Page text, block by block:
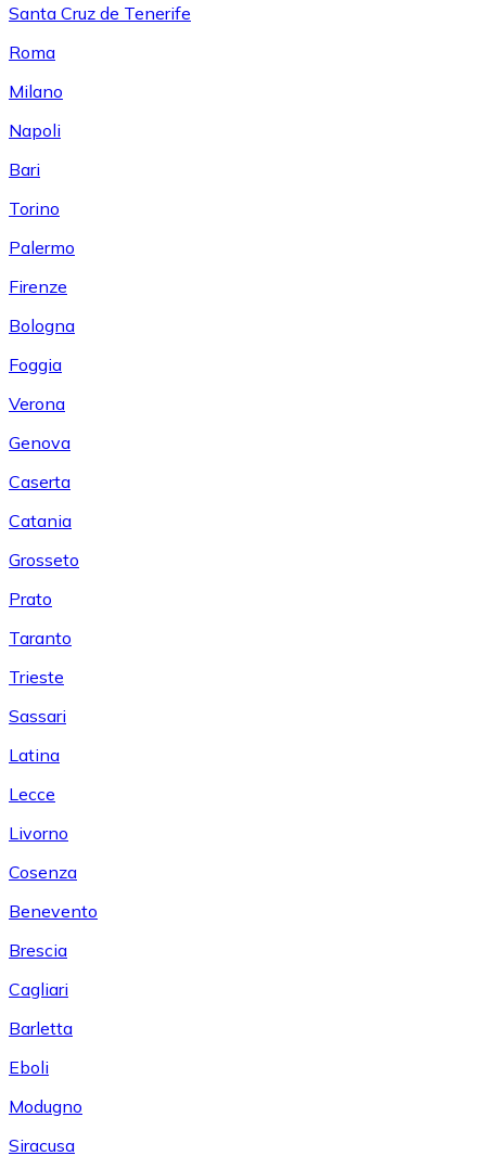
Santa Cruz de Tenerife
Roma
Milano
Napoli
Bari
Torino
Palermo
Firenze
Bologna
Foggia
Verona
Genova
Caserta
Catania
Grosseto
Prato
Taranto
Trieste
Sassari
Latina
Lecce
Livorno
Cosenza
Benevento
Brescia
Cagliari
Barletta
Eboli
Modugno
Siracusa